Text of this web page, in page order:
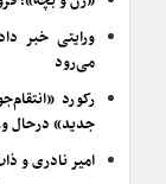
ورایتی خبر
می‌رود
رکورد
جدید» درحال
امیر نادری و